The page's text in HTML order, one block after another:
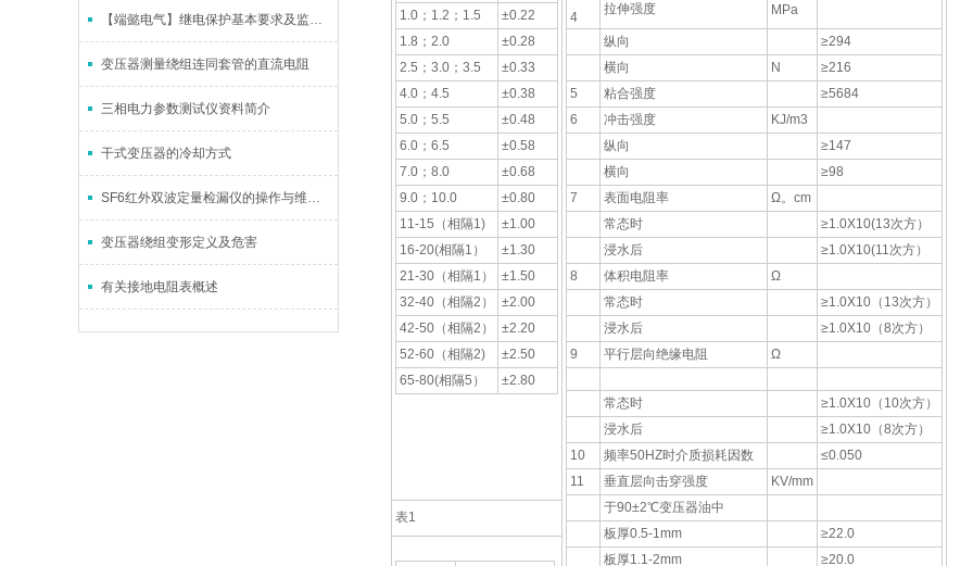
【端懿电气】继电保护基本要求及监测方法
变压器测量绕组连同套管的直流电阻
三相电力参数测试仪资料简介
干式变压器的冷却方式
SF6红外双波定量检漏仪的操作与维护技巧指南
变压器绕组变形定义及危害
有关接地电阻表概述
1.0；1.2；1.5
±0.22
1.8；2.0
±0.28
2.5；3.0；3.5
±0.33
4.0；4.5
±0.38
5.0；5.5
±0.48
6.0；6.5
±0.58
7.0；8.0
±0.68
9.0；10.0
±0.80
11-15（相隔1)
±1.00
16-20(相隔1）
±1.30
21-30（相隔1）
±1.50
32-40（相隔2）
±2.00
42-50（相隔2）
±2.20
52-60（相隔2)
±2.50
65-80(相隔5）
±2.80
4
拉伸强度 MPa
纵向
≥294
横向
N
≥216
5
粘合强度
≥5684
6
冲击强度
KJ/m3
纵向
≥147
横向
≥98
7
表面电阻率
Ω。cm
常态时
≥1.0X10(13次方）
浸水后
≥1.0X10(11次方）
8
体积电阻率
Ω
常态时
≥1.0X10（13次方）
浸水后
≥1.0X10（8次方）
9
平行层向绝缘电阻 Ω
常态时
≥1.0X10（10次方）
浸水后
≥1.0X10（8次方）
10
频率50HZ时介质损耗因数
≤0.050
11
垂直层向击穿强度
KV/mm
于90±2℃变压器油中
板厚0.5-1mm
≥22.0
板厚1.1-2mm
≥20.0
表1